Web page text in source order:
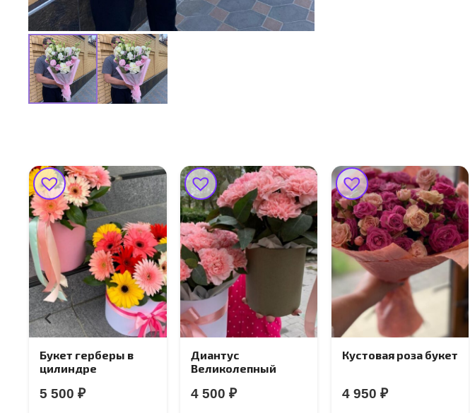
Букет герберы в
цилиндре
5 500 ₽
Диантус
Великолепный
4 500 ₽
Кустовая роза букет
4 950 ₽